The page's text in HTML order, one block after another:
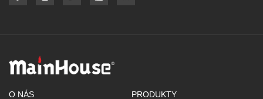
O NÁS PRODUKTY